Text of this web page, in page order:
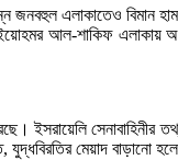
এলাকাতেও বিমান
আল-শাকিফ
ইসরায়েলি
মেয়াদ বাড়ানো